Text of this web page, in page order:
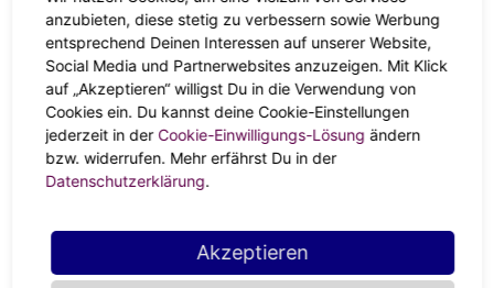
Gilmore Girls-Marathon oder einfach nur gemeinsam
dasitzen und erstmal die Gedanken und das Gefühlschaos
sortieren — Sei einfach der Safe Space für deinen
Lieblingsmenschen.
anzubieten, diese stetig zu verbessern sowie Werbung
entsprechend Deinen Interessen auf unserer Website,
Social Media und Partnerwebsites anzuzeigen. Mit Klick
auf „Akzeptieren“ willigst Du in die Verwendung von
Cookies ein. Du kannst deine Cookie-Einstellungen
jederzeit in der Cookie-Einwilligungs-Lösung ändern
bzw. widerrufen. Mehr erfährst Du in der
Datenschutzerklärung.
Akzeptieren